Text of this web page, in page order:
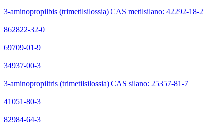
3-aminopropilbis (trimetilsilossia) CAS metilsilano: 42292-18-2
862822-32-0
69709-01-9
34937-00-3
3-aminopropiltris (trimetilsilossia) CAS silano: 25357-81-7
41051-80-3
82984-64-3